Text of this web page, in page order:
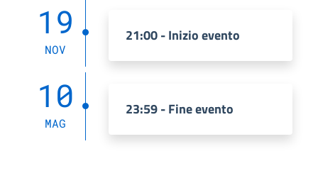
19
NOV
21:00 - Inizio evento
10
MAG
23:59 - Fine evento